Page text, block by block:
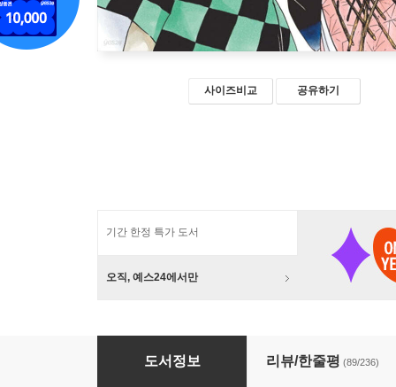
사이즈비교 공유하기
기간 한정 특가 도서
오직, 예스24에서만
귀멸의 칼날 23
도서정보 리뷰/한줄평 (89/236)